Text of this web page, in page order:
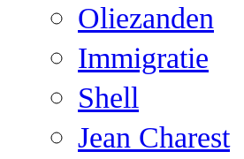
Oliezanden
Immigratie
Shell
Jean Charest